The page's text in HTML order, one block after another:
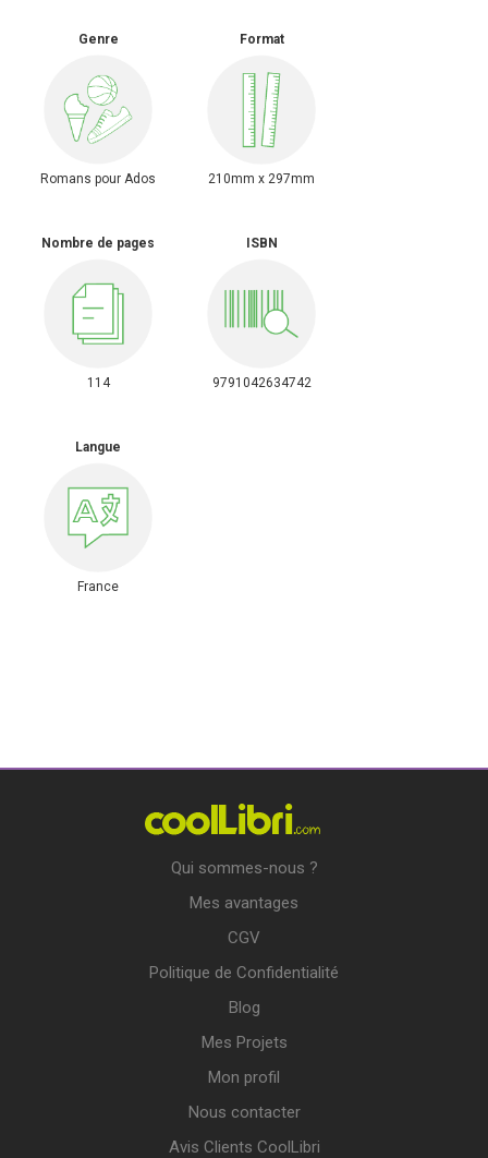
Genre
Romans pour Ados
Format
210mm x 297mm
Nombre de pages
114
ISBN
9791042634742
Langue
France
Qui sommes-nous ?
Mes avantages
CGV
Politique de Confidentialité
Blog
Mes Projets
Mon profil
Nous contacter
Avis Clients CoolLibri